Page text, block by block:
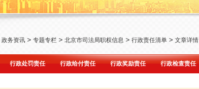
政务资讯 > 专题专栏 > 北京市司法局职权信息 > 行政责任清单 > 文章详情
行政处罚责任 行政给付责任 行政奖励责任 行政检查责任